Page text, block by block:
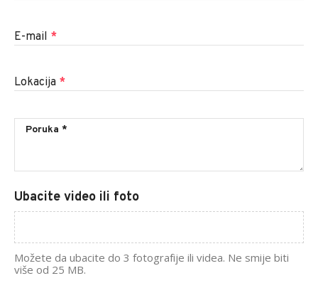
E-mail *
Lokacija *
Ubacite video ili foto
Možete da ubacite do 3 fotografije ili videa. Ne smije biti
više od 25 MB.